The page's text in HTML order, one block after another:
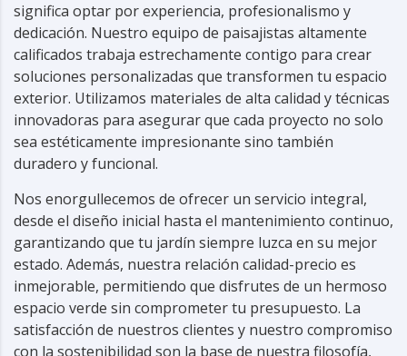
significa optar por experiencia, profesionalismo y
dedicación. Nuestro equipo de paisajistas altamente
calificados trabaja estrechamente contigo para crear
soluciones personalizadas que transformen tu espacio
exterior. Utilizamos materiales de alta calidad y técnicas
innovadoras para asegurar que cada proyecto no solo
sea estéticamente impresionante sino también
duradero y funcional.
Nos enorgullecemos de ofrecer un servicio integral,
desde el diseño inicial hasta el mantenimiento continuo,
garantizando que tu jardín siempre luzca en su mejor
estado. Además, nuestra relación calidad-precio es
inmejorable, permitiendo que disfrutes de un hermoso
espacio verde sin comprometer tu presupuesto. La
satisfacción de nuestros clientes y nuestro compromiso
con la sostenibilidad son la base de nuestra filosofía,